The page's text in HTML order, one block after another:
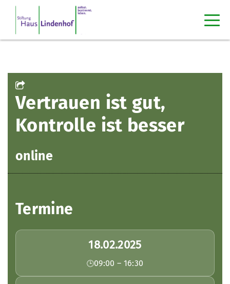
Vertrauen ist gut,
Kontrolle ist besser
online
Termine
18.02.2025
09:00 – 16:30